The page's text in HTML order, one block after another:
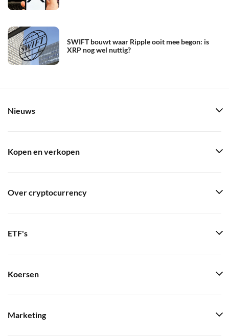
SWIFT bouwt waar Ripple ooit mee begon: is
XRP nog wel nuttig?
Nieuws
Kopen en verkopen
Over cryptocurrency
ETF's
Koersen
Marketing